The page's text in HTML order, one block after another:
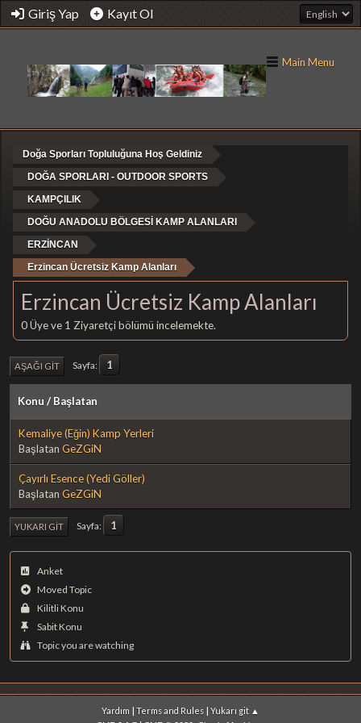
Giriş Yap Kayıt Ol
Main Menu
Doğa Sporları Topluluğuna Hoş Geldiniz
DOĞA SPORLARI - OUTDOOR SPORTS
KAMPÇILIK
DOĞU ANADOLU BÖLGESİ KAMP ALANLARI
ERZİNCAN
Erzincan Ücretsiz Kamp Alanları
Erzincan Ücretsiz Kamp Alanları
0 Üye ve 1 Ziyaretçi bölümü incelemekte.
AŞAĞI GIT Sayfa 1
Konu / Başlatan
Kemaliye (Eğin) Kamp Yerleri
Başlatan GeZGiN
Çayırlı Esence (Yedi Göller)
Başlatan GeZGiN
YUKARI GIT Sayfa 1
Anket
Moved Topic
Kilitli Konu
Sabit Konu
Topic you are watching
Yardım | Terms and Rules | Yukarı git ▲